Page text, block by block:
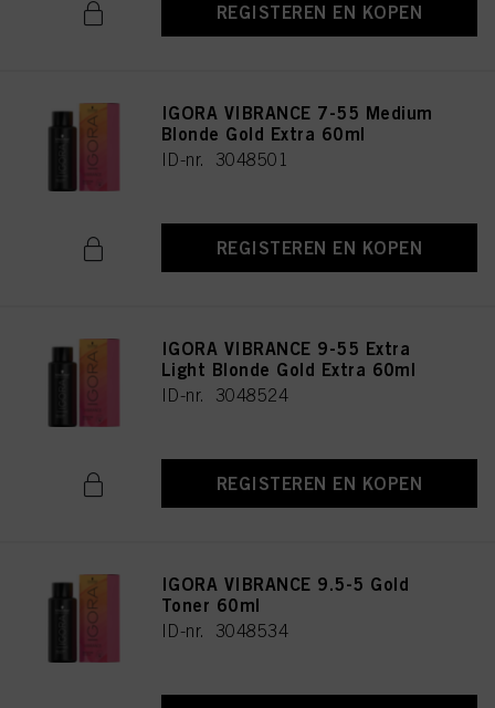
REGISTEREN EN KOPEN
IGORA VIBRANCE 7-55 Medium
Blonde Gold Extra 60ml
ID-nr. 3048501
REGISTEREN EN KOPEN
IGORA VIBRANCE 9-55 Extra
Light Blonde Gold Extra 60ml
ID-nr. 3048524
REGISTEREN EN KOPEN
IGORA VIBRANCE 9.5-5 Gold
Toner 60ml
ID-nr. 3048534